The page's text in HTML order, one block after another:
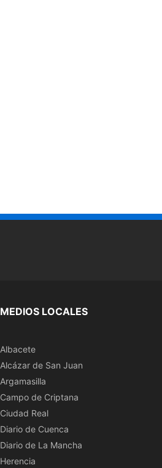
MEDIOS LOCALES
Albacete
Alcázar de San Juan
Argamasilla
Campo de Criptana
Ciudad Real
Diario de Cuenca
Diario de La Mancha
Herencia